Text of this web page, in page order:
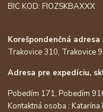
BIC KOD: FIOZSKBAXXX
Korešpondenčná adresa :
Trakovice 310, Trakovice
Adresa pre expedíciu,
Pobedím 171, Pobedím
Kontaktná osoba :